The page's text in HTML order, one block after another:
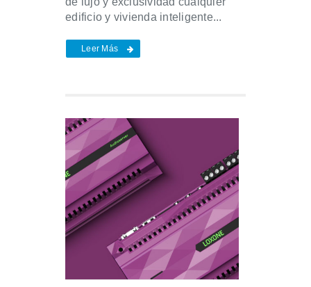
edificio y vivienda inteligente...
Leer Más